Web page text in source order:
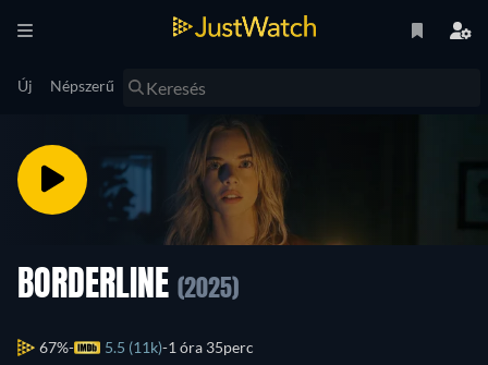
Új Népszerű
BORDERLINE (2025)
67% 5.5 (11k) 1 óra 35perc